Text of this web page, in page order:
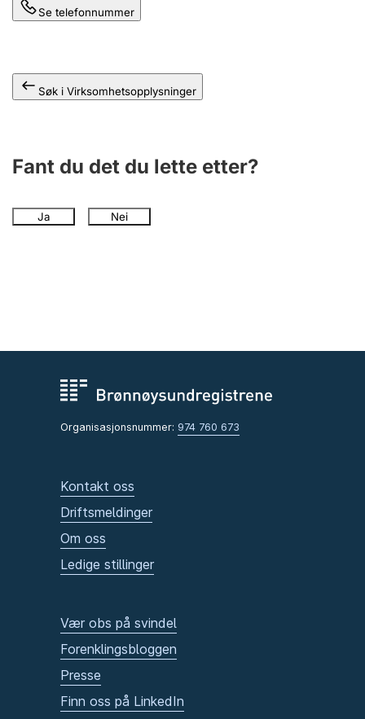
Se telefonnummer
Søk i Virksomhetsopplysninger
Fant du det du lette etter?
Ja Nei
Organisasjonsnummer: 974 760 673
Kontakt oss
Driftsmeldinger
Om oss
Ledige stillinger
Vær obs på svindel
Forenklingsbloggen
Presse
Finn oss på LinkedIn